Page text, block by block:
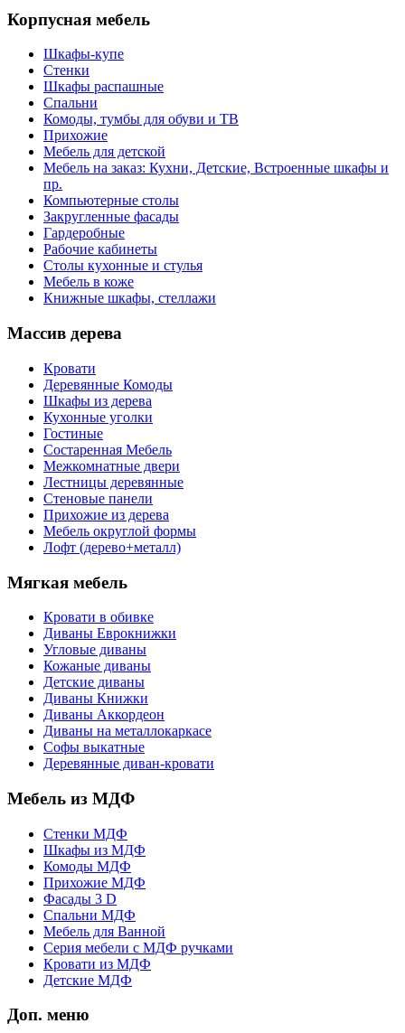
Корпусная мебель
Шкафы-купе
Стенки
Шкафы распашные
Спальни
Комоды, тумбы для обуви и ТВ
Прихожие
Мебель для детской
Мебель на заказ: Кухни, Детские, Встроенные шкафы и
пр.
Компьютерные столы
Закругленные фасады
Гардеробные
Рабочие кабинеты
Столы кухонные и стулья
Мебель в коже
Книжные шкафы, стеллажи
Массив дерева
Кровати
Деревянные Комоды
Шкафы из дерева
Кухонные уголки
Гостиные
Состаренная Мебель
Межкомнатные двери
Лестницы деревянные
Стеновые панели
Прихожие из дерева
Мебель округлой формы
Лофт (дерево+металл)
Мягкая мебель
Кровати в обивке
Диваны Еврокнижки
Угловые диваны
Кожаные диваны
Детские диваны
Диваны Книжки
Диваны Аккордеон
Диваны на металлокаркасе
Софы выкатные
Деревянные диван-кровати
Мебель из МДФ
Стенки МДФ
Шкафы из МДФ
Комоды МДФ
Прихожие МДФ
Фасады 3 D
Спальни МДФ
Мебель для Ванной
Серия мебели с МДФ ручками
Кровати из МДФ
Детские МДФ
Доп. меню